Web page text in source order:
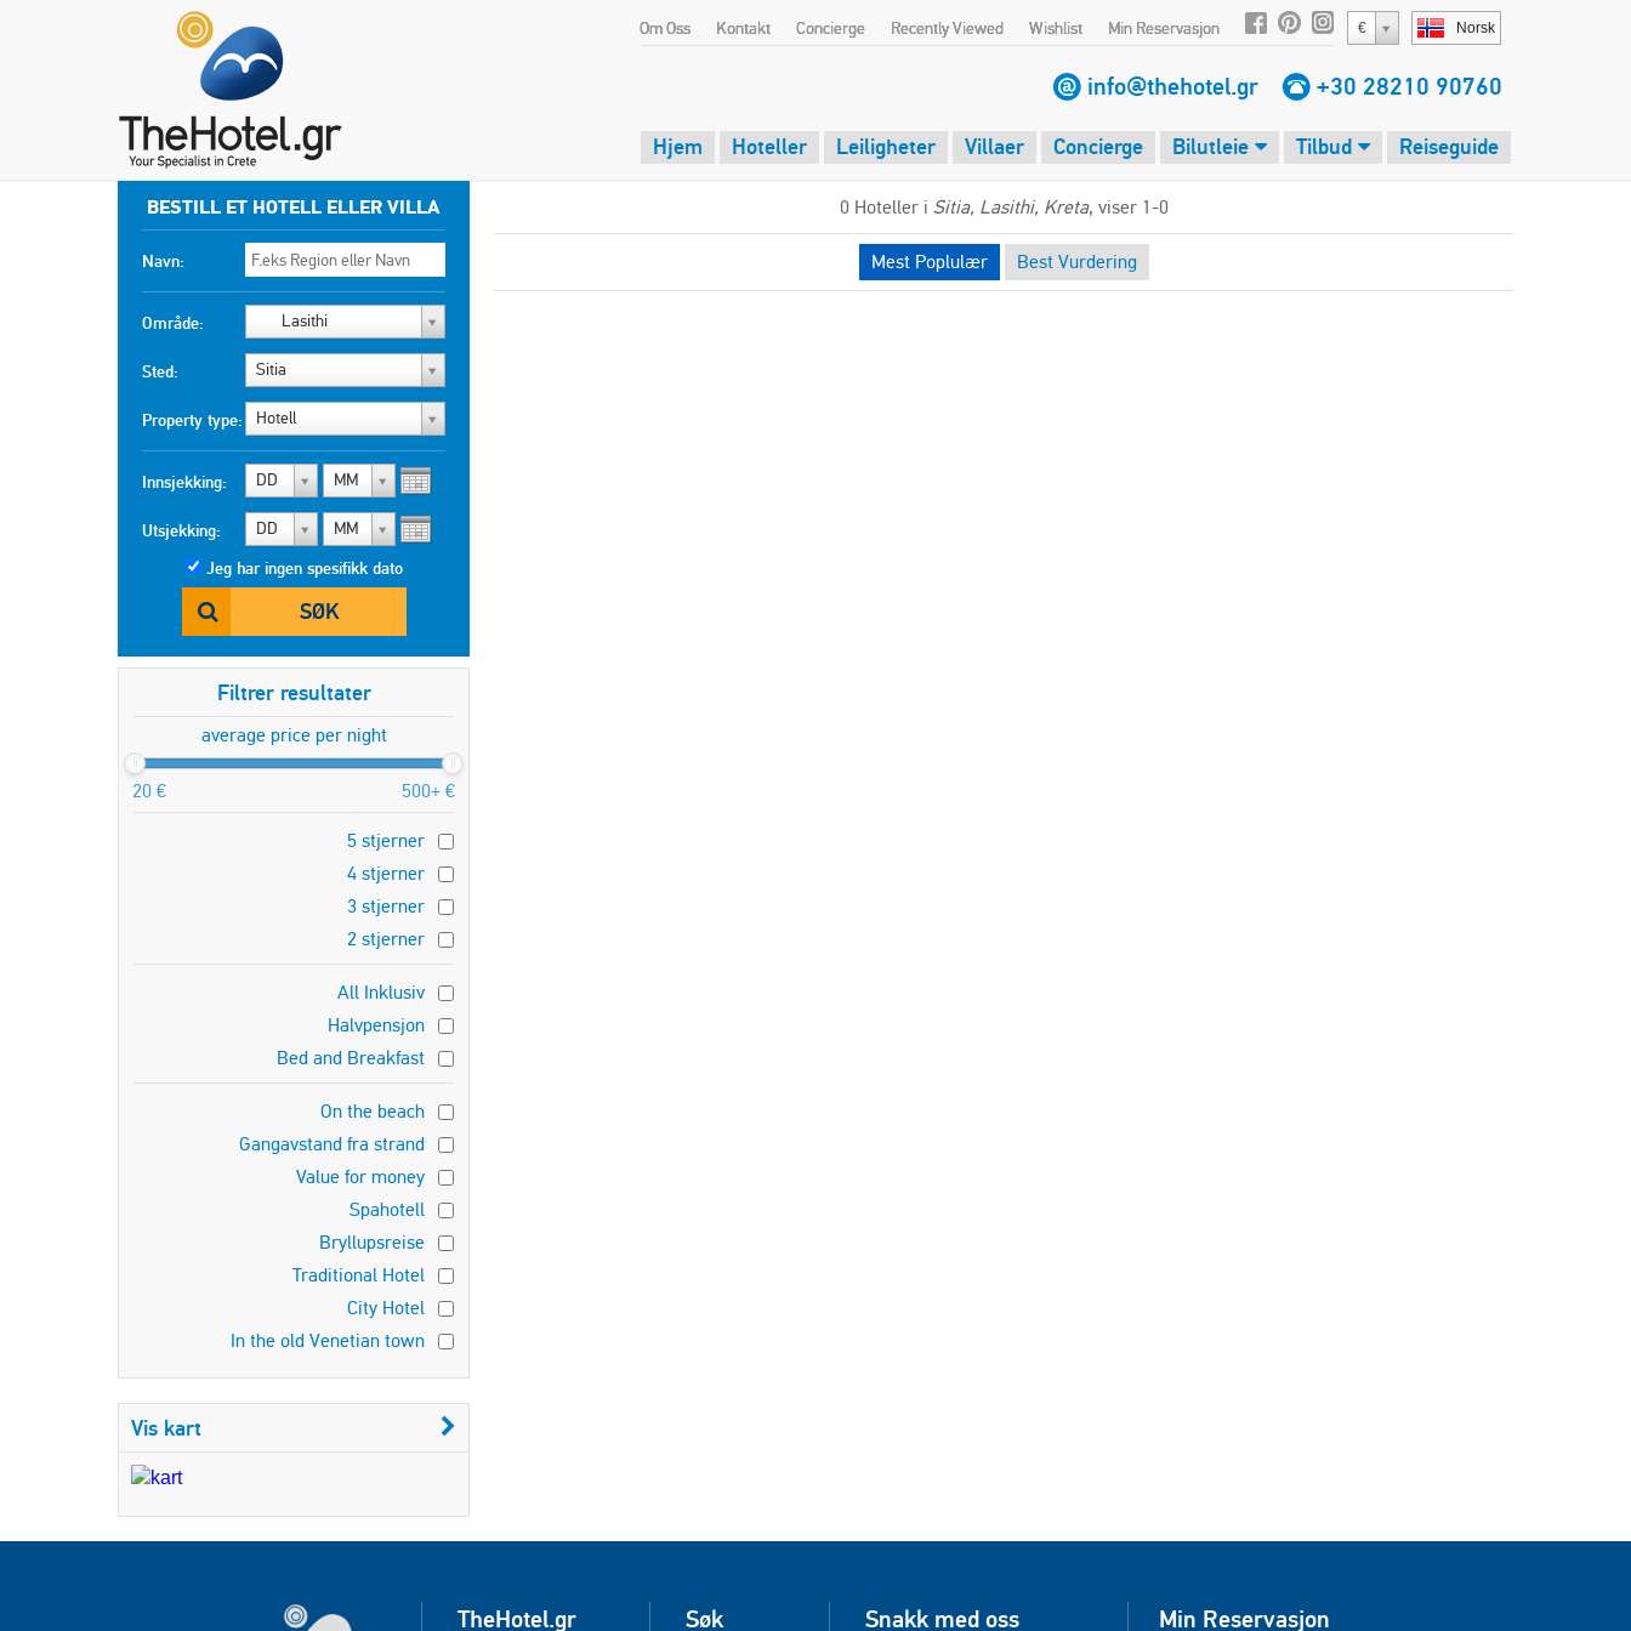
Norsk
€
Om Oss Kontakt Concierge Recently Viewed Wishlist Min Reservasjon
info@thehotel.gr +30 28210 90760
Hjem Hoteller Leiligheter Villaer Concierge Bilutleie Tilbud Reiseguide
BESTILL ET HOTELL ELLER VILLA
Navn:
Område: Lasithi
Sted: Sitia
Property type: Hotell
Innsjekking: DD MM
Utsjekking: DD MM
Jeg har ingen spesifikk dato
SØK
Filtrer resultater
average price per night
20 € 500+ €
5 stjerner
4 stjerner
3 stjerner
2 stjerner
All Inklusiv
Halvpensjon
Bed and Breakfast
On the beach
Gangavstand fra strand
Value for money
Spahotell
Bryllupsreise
Traditional Hotel
City Hotel
In the old Venetian town
Vis kart
0 Hoteller i Sitia, Lasithi, Kreta, viser 1-0
Mest Poplulær Best Vurdering
TheHotel.gr Søk Snakk med oss Min Reservasjon